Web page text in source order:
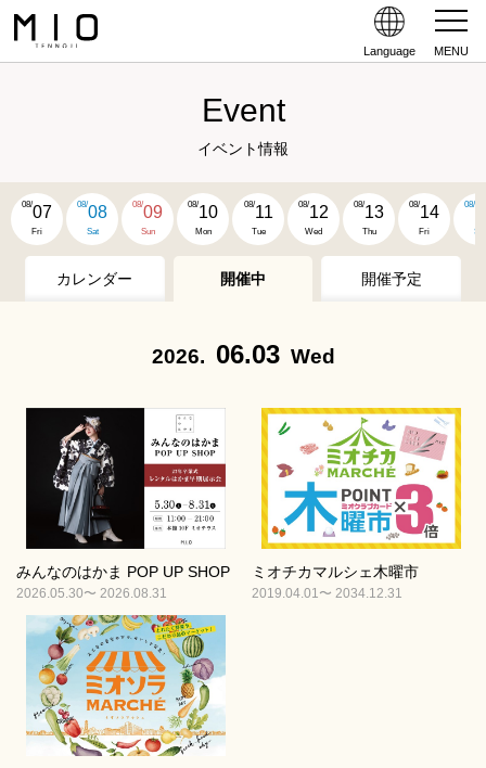
Language MENU
Event
イベント情報
08/07
Fri
08/08
Sat
08/09
Sun
08/10
Mon
08/11
Tue
08/12
Wed
08/13
Thu
08/14
Fri
08/
Sat
カレンダー 開催中 開催予定
2026. 06.03 Wed
みんなのはかま POP UP SHOP
2026.05.30〜 2026.08.31
ミオチカマルシェ木曜市
2019.04.01〜 2034.12.31